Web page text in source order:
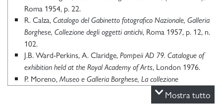
Roma 1954, p. 22.
R. Calza, Catalogo del Gabinetto fotografico Nazionale, Galleria
Borghese, Collezione degli oggetti antichi, Roma 1957, p. 12, n.
102.
J.B. Ward-Perkins, A. Claridge, Pompeii AD 79. Catalogue of
exhibition held at the Royal Academy of Arts, London 1976.
P. Moreno, Museo e Galleria Borghese, La collezione
Le collezioni della Galleria Borghese,
Mostra tutto